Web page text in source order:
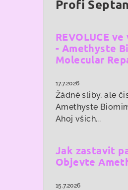
Profi
REVOLUCE
- Amethyste
Molecular
17.7.2026
Žádné sliby, ale
Amethyste
Ahoj všich...
Jak zastavit
Objevte
15.7.2026